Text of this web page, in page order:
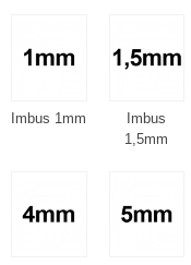
Imbus 1mm
Imbus
1,5mm